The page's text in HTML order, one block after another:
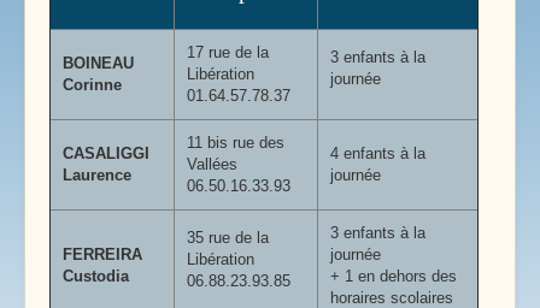
BOINEAU
Corinne
17 rue de la
Libération
01.64.57.78.37
3 enfants à la
journée
CASALIGGI
Laurence
11 bis rue des
Vallées
06.50.16.33.93
4 enfants à la
journée
FERREIRA
Custodia
35 rue de la
Libération
06.88.23.93.85
3 enfants à la
journée
+ 1 en dehors des
horaires scolaires